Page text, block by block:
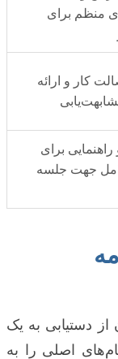
منظم برای
کار و ارائه
برای
جهت جلسه
از دستیابی به یک
اصلی را به